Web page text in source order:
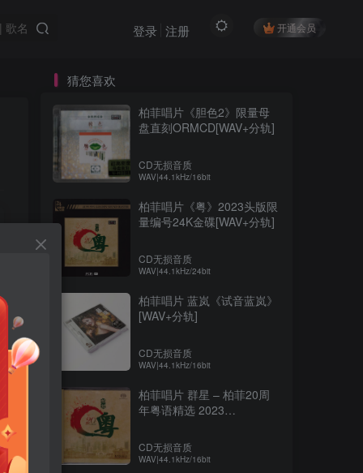
开通会员
登录 注册
猜您喜欢
柏菲唱片《胆色2》限量母
盘直刻ORMCD[WAV+分轨]
CD无损音质
WAV|44.1kHz/16bit
柏菲唱片《粤》2023头版限
量编号24K金碟[WAV+分轨]
CD无损音质
WAV|44.1kHz/24bit
柏菲唱片 蓝岚《试音蓝岚》
[WAV+分轨]
CD无损音质
WAV|44.1kHz/16bit
柏菲唱片 群星 – 柏菲20周
年粤语精选 2023
CD无损音质
WAV|44.1kHz/16bit